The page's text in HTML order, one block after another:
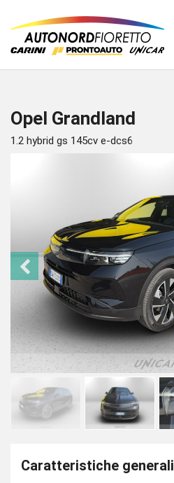
Opel Grandland
1.2 hybrid gs 145cv e-dcs6
Caratteristiche generali